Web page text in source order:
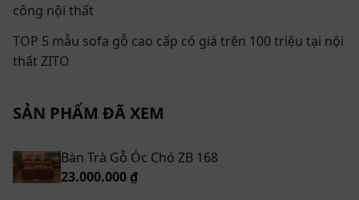
công nội thất
TOP 5 mẫu sofa gỗ cao cấp có giá trên 100 triệu tại nội
thất ZITO
SẢN PHẨM ĐÃ XEM
Bàn Trà Gỗ Óc Chó ZB 168
23.000.000 ₫